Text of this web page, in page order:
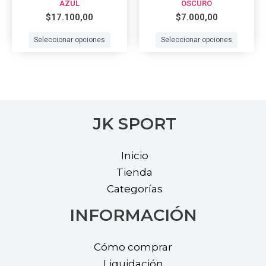
AZUL
$17.100,00
Seleccionar opciones
OSCURO
$7.000,00
Seleccionar opciones
JK SPORT
Inicio
Tienda
Categorías
INFORMACIÓN
Cómo comprar